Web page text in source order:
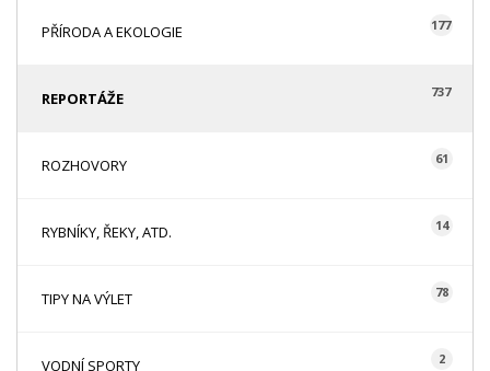
PŘÍRODA A EKOLOGIE 177
REPORTÁŽE 737
ROZHOVORY 61
RYBNÍKY, ŘEKY, ATD. 14
TIPY NA VÝLET 78
VODNÍ SPORTY 2